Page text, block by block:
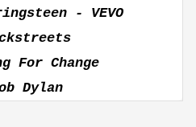
- VEVO
For Change
Dylan